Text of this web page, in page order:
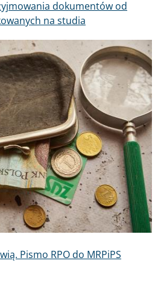
dokumentów od
na studia
Pismo RPO do MRPiPS